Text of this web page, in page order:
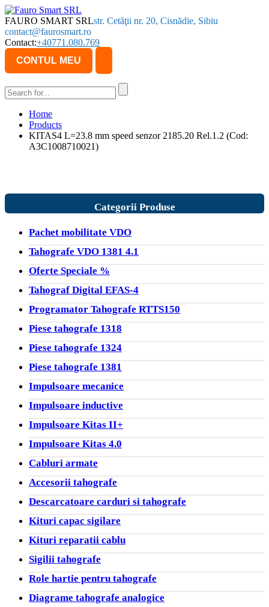
FAURO SMART SRLstr. Cetăţii nr. 20, Cisnădie, Sibiu
contact@faurosmart.ro
Contact:+40771.080.769
CONTUL MEU
Home
Products
KITAS4 L=23.8 mm speed senzor 2185.20 Rel.1.2 (Cod:
A3C1008710021)
Categorii Produse
Pachet mobilitate VDO
Tahografe VDO 1381 4.1
Oferte Speciale %
Tahograf Digital EFAS-4
Programator Tahografe RTTS150
Piese tahografe 1318
Piese tahografe 1324
Piese tahografe 1381
Impulsoare mecanice
Impulsoare inductive
Impulsoare Kitas II+
Impulsoare Kitas 4.0
Cabluri armate
Accesorii tahografe
Descarcatoare carduri si tahografe
Kituri capac sigilare
Kituri reparatii cablu
Sigilii tahografe
Role hartie pentru tahografe
Diagrame tahografe analogice